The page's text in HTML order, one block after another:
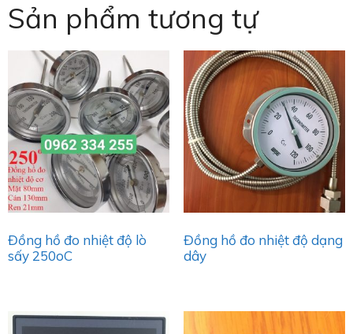
Sản phẩm tương tự
Đồng hồ đo nhiệt độ lò
sấy 250oC
Đồng hồ đo nhiệt độ dạng
dây